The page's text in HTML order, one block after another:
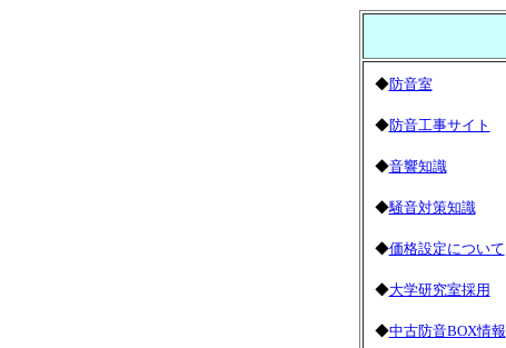
◆防音室
◆防音工事サイト
◆音響知識
◆騒音対策知識
◆価格設定について
◆大学研究室採用
◆中古防音BOX情報